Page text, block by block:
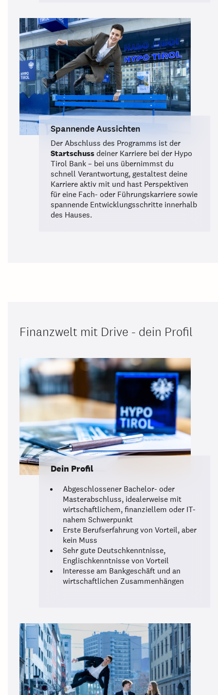
Spannende Aussichten
Der Abschluss des Programms ist der
Startschussdeiner Karriere bei der Hypo
Tirol Bank – bei uns übernimmst du
schnell Verantwortung, gestaltest deine
Karriere aktiv mit und hast Perspektiven
für eine Fach- oder Führungskarriere sowie
spannende Entwicklungsschritte innerhalb
des Hauses.
Finanzwelt mit Drive - dein Profil
Dein Profil
Abgeschlossener Bachelor- oder
Masterabschluss, idealerweise mit
wirtschaftlichem, finanziellem oder IT-
nahem Schwerpunkt
Erste Berufserfahrung von Vorteil, aber
kein Muss
Sehr gute Deutschkenntnisse,
Englischkenntnisse von Vorteil
Interesse am Bankgeschäft und an
wirtschaftlichen Zusammenhängen